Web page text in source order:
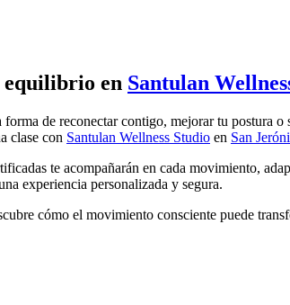
en Santulan
forma de reconectar contigo, mejorar tu postura
clase con Santulan Wellness Studio en San
te acompañarán en cada movimiento,
experiencia personalizada y segura.
cómo el movimiento consciente puede